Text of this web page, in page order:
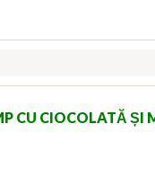
CU CIOCOLATĂ ȘI